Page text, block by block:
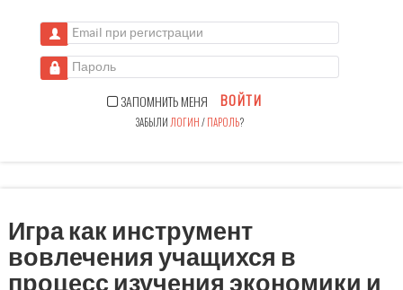
Email при регистрации
Пароль
ЗАПОМНИТЬ МЕНЯ ВОЙТИ
ЗАБЫЛИ ЛОГИН/ПАРОЛЬ?
Игра как инструмент
вовлечения учащихся в
процесс изучения экономики и